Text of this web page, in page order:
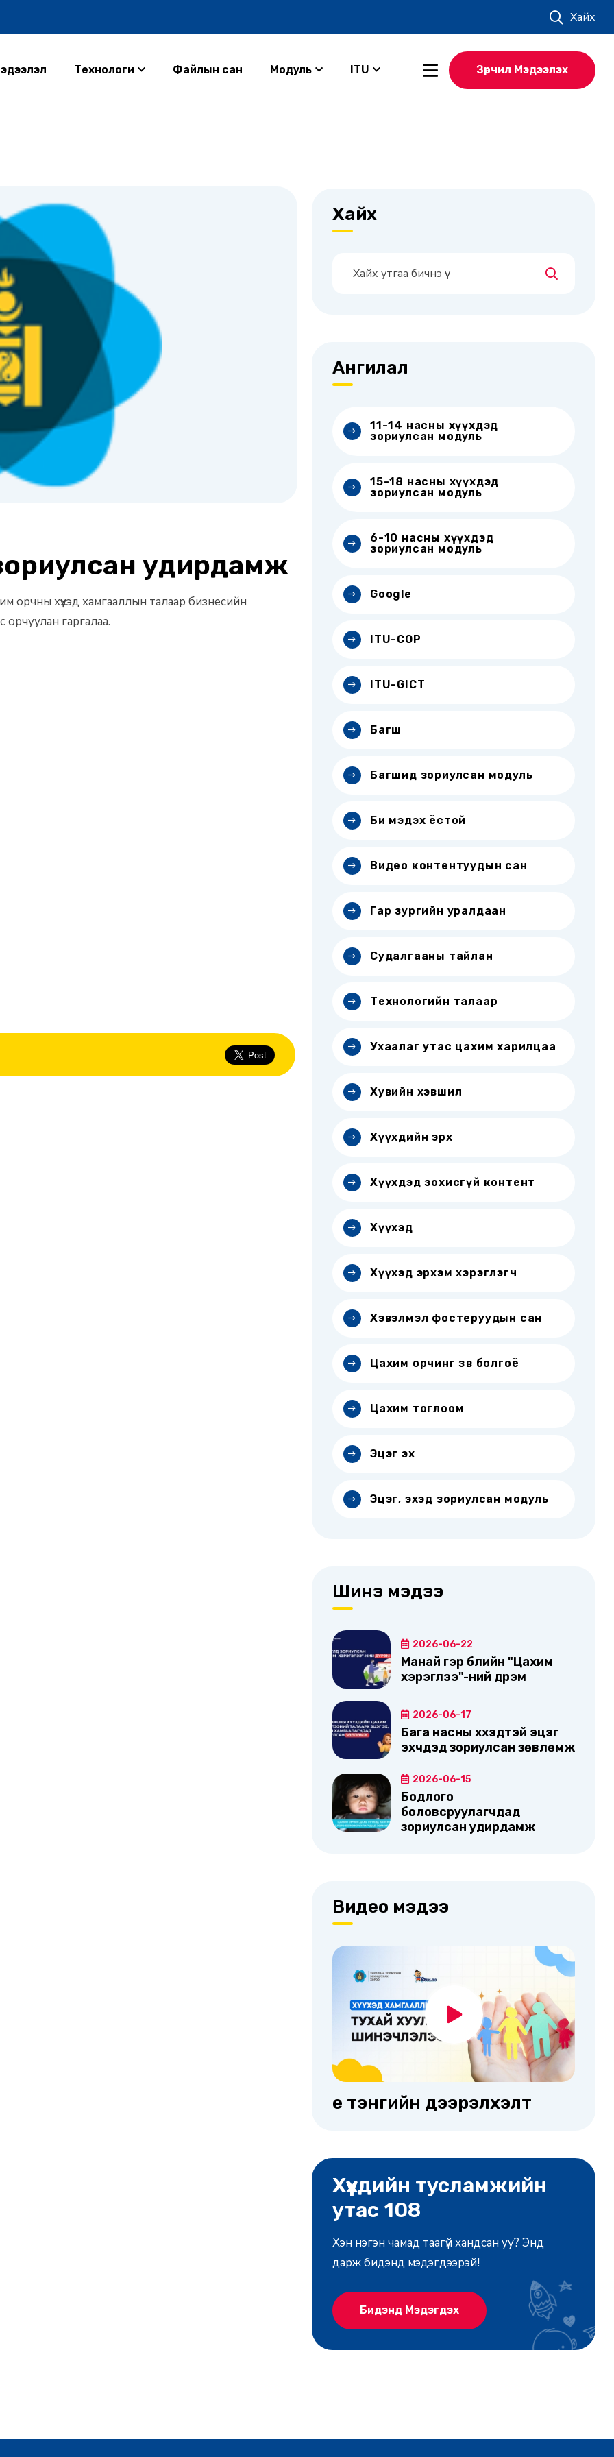
Хайх
Технологи Файлын сан Модуль ITU Зөрчил Мэдээлэх
удирдамж
хүүхэд хамгааллын талаар бизнесийн
гаргалаа.
Хайх
Ангилал
11-14 насны хүүхдэд
зориулсан модуль
15-18 насны хүүхдэд
зориулсан модуль
6-10 насны хүүхдэд
зориулсан модуль
Google
ITU-COP
ITU-GICT
Багш
Багшид зориулсан модуль
Би мэдэх ёстой
Видео контентуудын сан
Гар зургийн уралдаан
Судалгааны тайлан
Технологийн талаар
Ухаалаг утас цахим харилцаа
Хувийн хэвшил
Хүүхдийн эрх
Хүүхдэд зохисгүй контент
Хүүхэд
Хүүхэд эрхэм хэрэглэгч
Хэвэлмэл фостеруудын сан
Цахим орчинг зөв болгоё
Цахим тоглоом
Эцэг эх
Эцэг, эхэд зориулсан модуль
Шинэ мэдээ
2026-06-22
Манай гэр бүлийн "Цахим
хэрэглээ"-ний дүрэм
2026-06-17
Бага насны хүүхэдтэй эцэг
эхчүүдэд зориулсан зөвлөмж
2026-06-15
Бодлого
боловсруулагчдад
зориулсан удирдамж
Видео мэдээ
Үе тэнгийн дээрэлхэлт
Хүүхдийн тусламжийн
утас 108
Хэн нэгэн чамад таагүй хандсан уу? Энд
дарж бидэнд мэдэгдээрэй!
Бидэнд Мэдэгдэх